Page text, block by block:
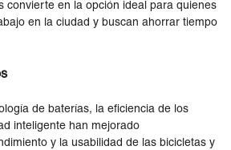
convierte en la opción ideal para quienes
en la ciudad y buscan ahorrar tiempo
de baterías, la eficiencia de los
inteligente han mejorado
y la usabilidad de las bicicletas y